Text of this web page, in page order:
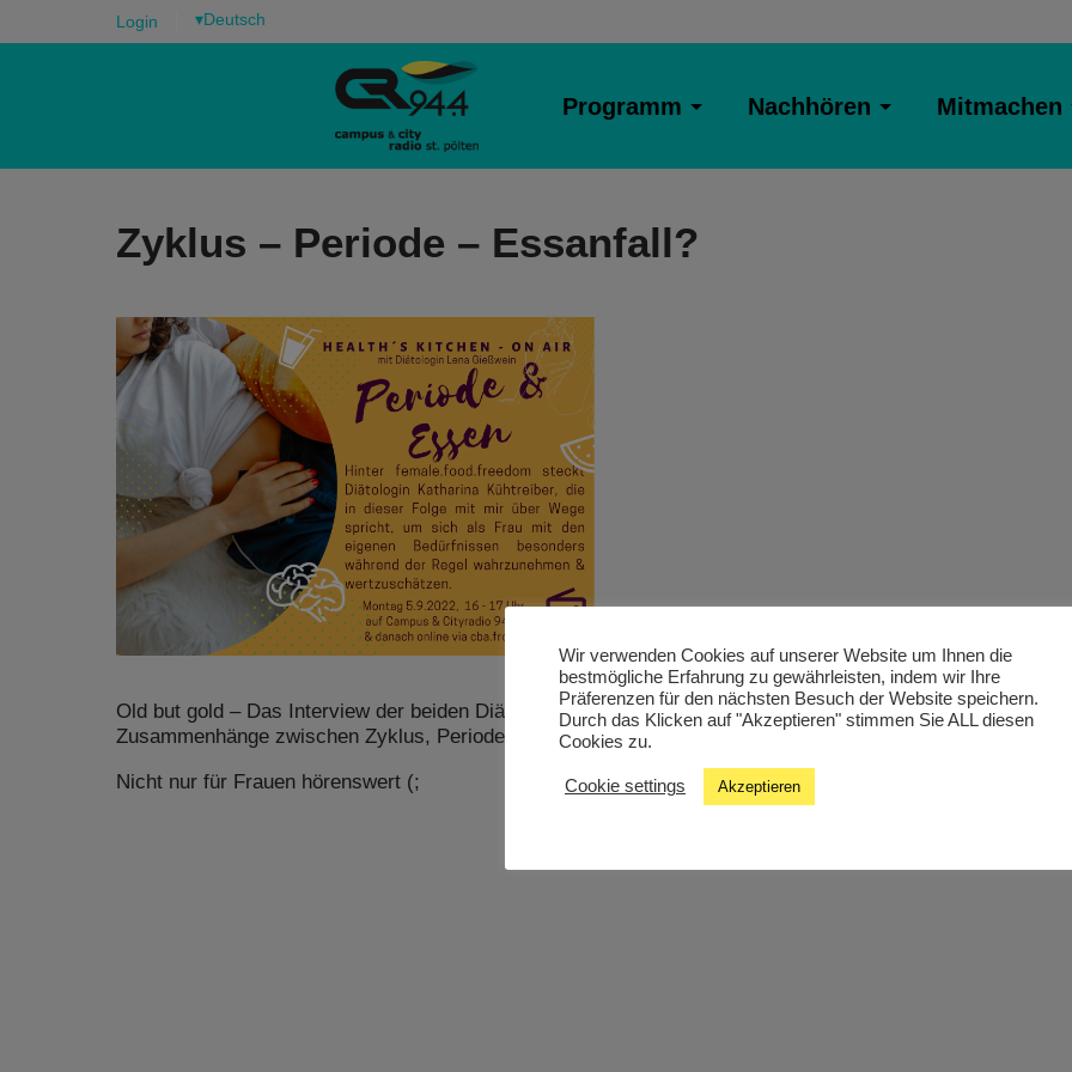
Login ▾
Programm Nachhören Mitmachen
Zyklus – Periode – Essanfall?
Old but gold – Das Interview der beiden Diätologinnen Lena Gießwein und Katharina Kühtreiber dreht sich
Zusammenhänge zwischen Zyklus, Periode und Ernährung.
Nicht nur für Frauen hörenswert (;
Wir verwenden Cookies auf unserer Website um Ihnen die
bestmögliche Erfahrung zu gewährleisten, indem wir Ihre
Präferenzen für den nächsten Besuch der Website speichern.
Durch das Klicken auf "Akzeptieren" stimmen Sie ALL diesen
Cookies zu.
Cookie settings Akzeptieren